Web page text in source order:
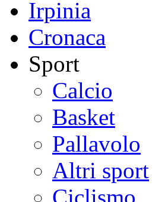
Irpinia
Cronaca
Sport
Calcio
Basket
Pallavolo
Altri sport
Ciclismo